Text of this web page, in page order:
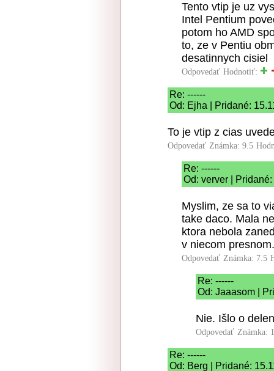
Tento vtip je uz
Intel Pentium
potom ho AMD
to, ze v Pentiu
desatinnych cisiel
Odpovedať Hodnotiť:
Re: ------
Od: Ejha | Pridané:
To je vtip z cias
Odpovedať Známka: 9.5
Re: ------
Od: verver |
Myslim, ze sa to
take daco. Mala
ktora nebola
v niecom
Odpovedať Známka: 7.5
Re: ------
Od: Jaaasom |
Nie. Išlo o
Odpovedať Známka:
Re: ------
Od: Berg | Pridané: